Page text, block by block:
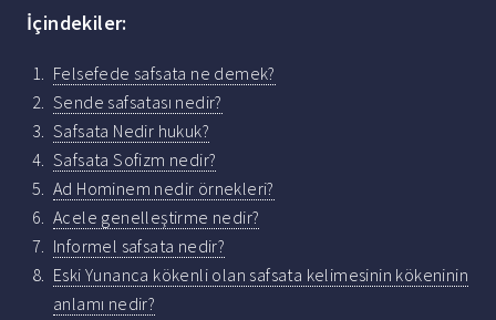
İçindekiler:
Felsefede safsata ne demek?
Sende safsatası nedir?
Safsata Nedir hukuk?
Safsata Sofizm nedir?
Ad Hominem nedir örnekleri?
Acele genelleştirme nedir?
Informel safsata nedir?
Eski Yunanca kökenli olan safsata kelimesinin kökeninin
anlamı nedir?